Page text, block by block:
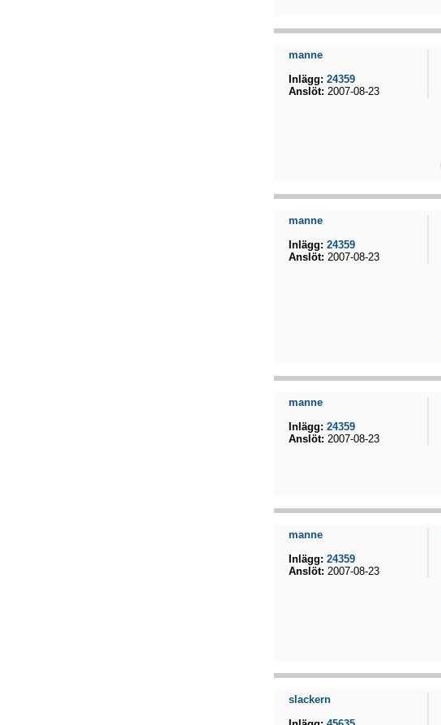
manne
Inlägg: 24359
Anslöt: 2007-08-23
manne
Inlägg: 24359
Anslöt: 2007-08-23
manne
Inlägg: 24359
Anslöt: 2007-08-23
manne
Inlägg: 24359
Anslöt: 2007-08-23
slackern